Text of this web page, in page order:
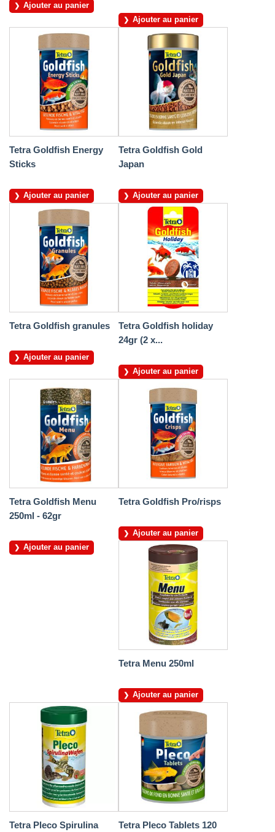
Ajouter au panier
Ajouter au panier
Tetra Goldfish Energy
Sticks
Ajouter au panier
Tetra Goldfish Gold
Japan
Ajouter au panier
Tetra Goldfish granules
Ajouter au panier
Tetra Goldfish holiday
24gr (2 x...
Ajouter au panier
Tetra Goldfish Menu
250ml - 62gr
Ajouter au panier
Tetra Goldfish Pro/risps
Ajouter au panier
Tetra Menu 250ml
Ajouter au panier
Tetra Pleco Spirulina Tetra Pleco Tablets 120